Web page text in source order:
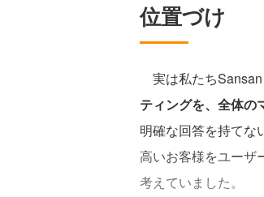
位置づけ
実は私たちSansan
ティングを、全体の
明確な回答を持てな
高いお客様をユーザ
考えていました。